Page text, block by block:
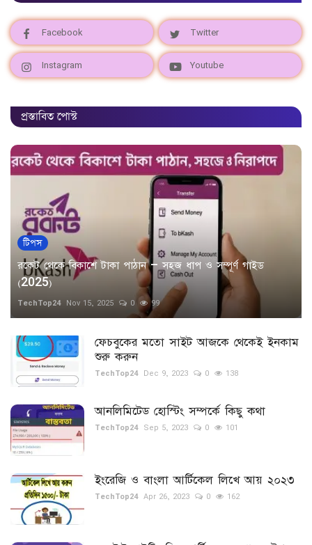
Facebook Twitter
Instagram Youtube
প্রস্তাবিত পোস্ট
টিপস
রকেট থেকে বিকাশে টাকা পাঠান – সহজ ধাপ ও সম্পূর্ণ গাইড
(2025)
TechTop24 Nov 15, 2025 0 99
ফেচবুকের মতো সাইট আজকে থেকেই ইনকাম
শুরু করুন
TechTop24 Dec 9, 2023 0 138
আনলিমিটেড হোস্টিং সম্পর্কে কিছু কথা
TechTop24 Sep 5, 2023 0 101
ইংরেজি ও বাংলা আর্টিকেল লিখে আয় ২০২৩
TechTop24 Apr 26, 2023 0 162